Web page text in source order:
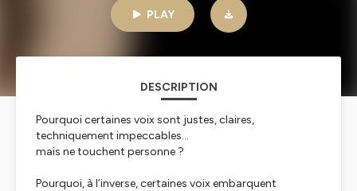
PLAY
DESCRIPTION
Pourquoi certaines voix sont justes, claires,
techniquement impeccables…
mais ne touchent personne ?
Pourquoi, à l’inverse, certaines voix embarquent